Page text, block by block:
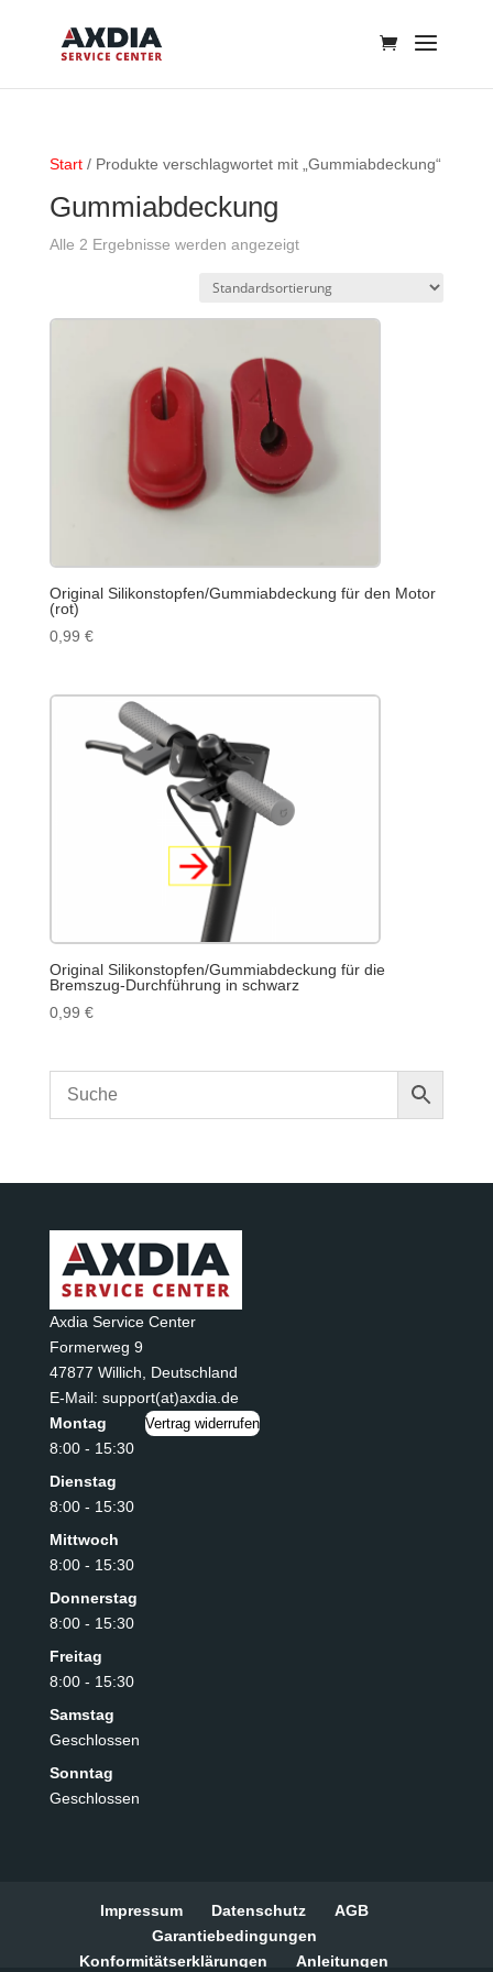
Start/ Produkte verschlagwortet mit „Gummiabdeckung“
Gummiabdeckung
Alle 2 Ergebnisse werden angezeigt
Original Silikonstopfen/Gummiabdeckung für den Motor
(rot)
0,99 €
Original Silikonstopfen/Gummiabdeckung für die
Bremszug-Durchführung in schwarz
0,99 €
Axdia Service Center
Formerweg 9
47877 Willich
Deutschland
E-Mail: support(at)axdia.de
Montag
8:00 - 15:30
Dienstag
8:00 - 15:30
Mittwoch
8:00 - 15:30
Donnerstag
8:00 - 15:30
Freitag
8:00 - 15:30
Samstag
Geschlossen
Sonntag
Geschlossen
Vertrag widerrufen
Impressum Datenschutz
AGB
Garantiebedingungen
Konformitätserklärungen
Anleitungen